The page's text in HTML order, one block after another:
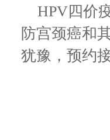
HPV四价
防宫颈癌和
犹豫，预约